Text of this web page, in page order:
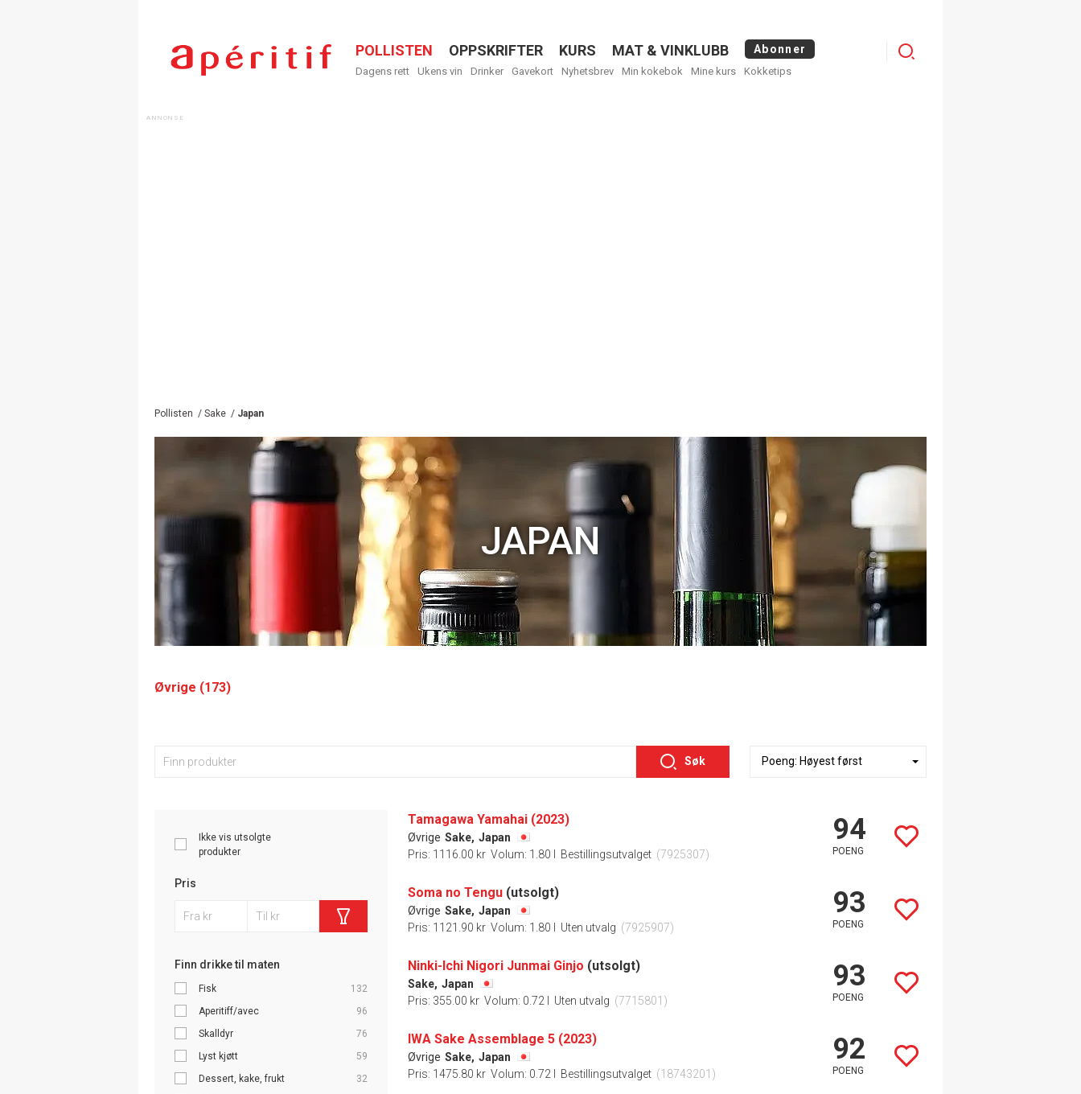
Menu
POLLISTEN OPPSKRIFTER KURS MAT & VINKLUBB Abonner
Dagens rett Ukens vin Drinker Gavekort Nyhetsbrev Min kokebok Mine kurs Kokketips
Logg
Pollisten / Sake / Japan
JAPAN
Øvrige (173)
Søk
Ikke vis utsolgte
produkter
Pris
Finn drikke til maten
Fisk
132
Aperitiff/avec
96
Skalldyr
76
Lyst kjøtt
59
Dessert, kake, frukt
32
Tamagawa Yamahai (2023)
Øvrige Sake, Japan
Pris: 1116.00 kr Volum: 1.80 l Bestillingsutvalget (7925307)
94
POENG
Soma no Tengu (utsolgt)
Øvrige Sake, Japan
Pris: 1121.90 kr Volum: 1.80 l Uten utvalg (7925907)
93
POENG
Ninki-Ichi Nigori Junmai Ginjo (utsolgt)
Sake, Japan
Pris: 355.00 kr Volum: 0.72 l Uten utvalg (7715801)
93
POENG
IWA Sake Assemblage 5 (2023)
Øvrige Sake, Japan
Pris: 1475.80 kr Volum: 0.72 l Bestillingsutvalget (18743201)
92
POENG